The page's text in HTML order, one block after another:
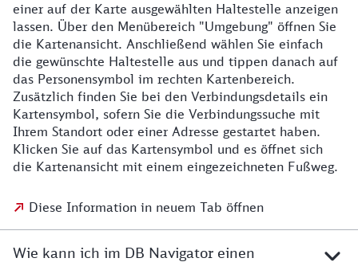
einer auf der Karte ausgewählten Haltestelle anzeigen
lassen. Über den Menübereich "Umgebung" öffnen Sie
die Kartenansicht. Anschließend wählen Sie einfach
die gewünschte Haltestelle aus und tippen danach auf
das Personensymbol im rechten Kartenbereich.
Zusätzlich finden Sie bei den Verbindungsdetails ein
Kartensymbol, sofern Sie die Verbindungssuche mit
Ihrem Standort oder einer Adresse gestartet haben.
Klicken Sie auf das Kartensymbol und es öffnet sich
die Kartenansicht mit einem eingezeichneten Fußweg.
Diese Information in neuem Tab öffnen
Wie kann ich im DB Navigator einen